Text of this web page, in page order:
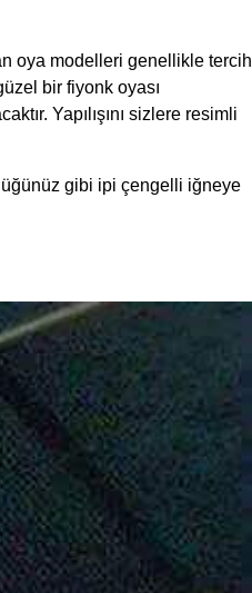
oya modelleri genellikle tercih
bir fiyonk oyası
Yapılışını sizlere resimli
gibi ipi çengelli iğneye